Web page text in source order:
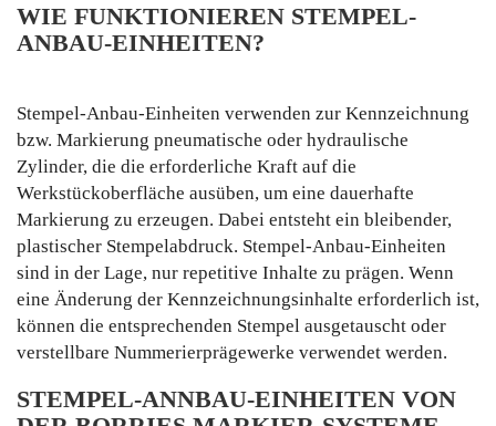
WIE FUNKTIONIEREN STEMPEL-
ANBAU-EINHEITEN?
Stempel-Anbau-Einheiten verwenden zur Kennzeichnung
bzw. Markierung pneumatische oder hydraulische
Zylinder, die die erforderliche Kraft auf die
Werkstückoberfläche ausüben, um eine dauerhafte
Markierung zu erzeugen. Dabei entsteht ein bleibender,
plastischer Stempelabdruck. Stempel-Anbau-Einheiten
sind in der Lage, nur repetitive Inhalte zu prägen. Wenn
eine Änderung der Kennzeichnungsinhalte erforderlich ist,
können die entsprechenden Stempel ausgetauscht oder
verstellbare Nummerierprägewerke verwendet werden.
STEMPEL-ANNBAU-EINHEITEN VON